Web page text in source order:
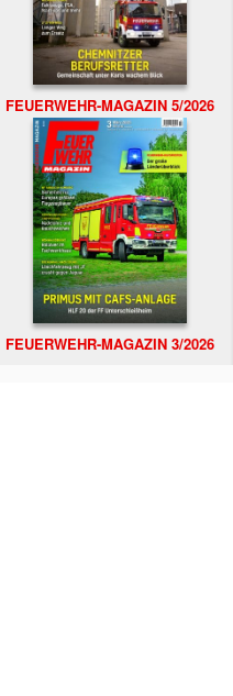
FEUERWEHR-MAGAZIN 5/2026
FEUERWEHR-MAGAZIN 3/2026